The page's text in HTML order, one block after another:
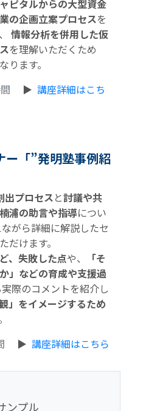
ピタルからの大型資金
の企画立案プロセスを
情報分析を併用した仮
を理解いただくため
ります。
▶ 講座詳細はこち
ー「”発明塾事例紹
出プロセスと討議や共
楠浦の助言や指導につい
がら詳細に解説したセ
だけます。
、失敗した点や、
「そ
」などの育成や支援過
際のコメントを紹介し
」をイメージするため
▶ 講座詳細はこちら
ンプル